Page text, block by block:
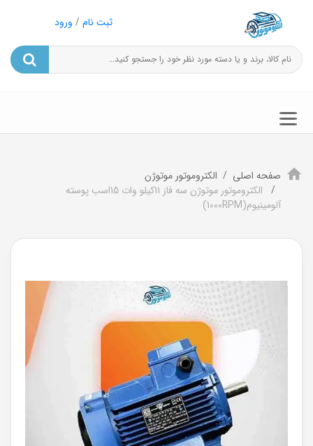
ثبت نام / ورود
صفحه اصلی
الکتروموتور موتوژن
الکتروموتور موتوژن سه فاز 11کیلو وات 15اسب پوسته
آلومینیوم(1000RPM)